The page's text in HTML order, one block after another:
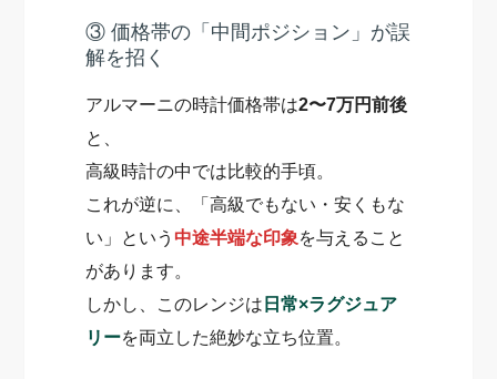
③ 価格帯の「中間ポジション」が誤
解を招く
アルマーニの時計価格帯は2〜7万円前後
と、
高級時計の中では比較的手頃。
これが逆に、「高級でもない・安くもな
い」という 中途半端な印象を与えること
があります。
しかし、このレンジは 日常×ラグジュア
リーを両立した絶妙な立ち位置。